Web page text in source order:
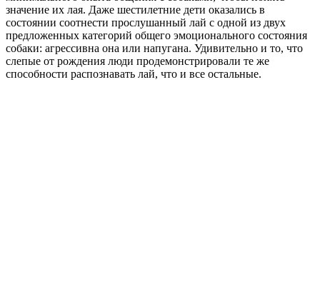
значение их лая. Даже шестилетние дети оказались в
состоянии соотнести прослушанный лай с одной из двух
предложенных категорий общего эмоционального состояния
собаки: агрессивна она или напугана. Удивительно и то, что
слепые от рождения люди продемонстрировали те же
способности распознавать лай, что и все остальные.